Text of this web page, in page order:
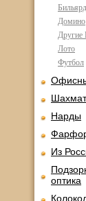
Бильярд
Домино
Другие
Лото
Футбол
Нарды
Из
оптика